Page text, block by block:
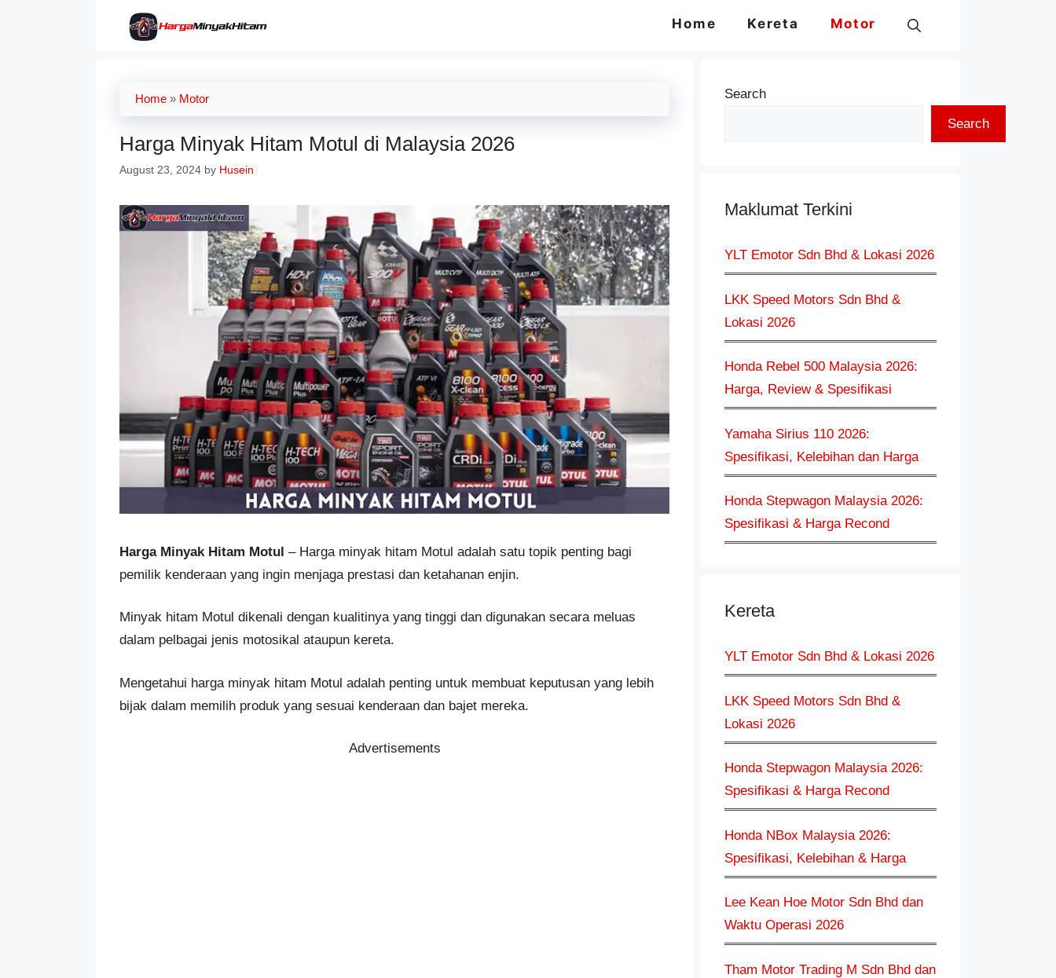
Home Kereta Motor
Home » Motor
Harga Minyak Hitam Motul di Malaysia 2026
August 23, 2024 by Husein
Harga Minyak Hitam Motul – Harga minyak hitam Motul adalah satu topik penting bagi
pemilik kenderaan yang ingin menjaga prestasi dan ketahanan enjin.
Minyak hitam Motul dikenali dengan kualitinya yang tinggi dan digunakan secara meluas
dalam pelbagai jenis motosikal ataupun kereta.
Mengetahui harga minyak hitam Motul adalah penting untuk membuat keputusan yang lebih
bijak dalam memilih produk yang sesuai kenderaan dan bajet mereka.
Advertisements
Search
Search
Maklumat Terkini
YLT Emotor Sdn Bhd & Lokasi 2026
LKK Speed Motors Sdn Bhd &
Lokasi 2026
Honda Rebel 500 Malaysia 2026:
Harga, Review & Spesifikasi
Yamaha Sirius 110 2026:
Spesifikasi, Kelebihan dan Harga
Honda Stepwagon Malaysia 2026:
Spesifikasi & Harga Recond
Kereta
YLT Emotor Sdn Bhd & Lokasi 2026
LKK Speed Motors Sdn Bhd &
Lokasi 2026
Honda Stepwagon Malaysia 2026:
Spesifikasi & Harga Recond
Honda NBox Malaysia 2026:
Spesifikasi, Kelebihan & Harga
Lee Kean Hoe Motor Sdn Bhd dan
Waktu Operasi 2026
Tham Motor Trading M Sdn Bhd dan